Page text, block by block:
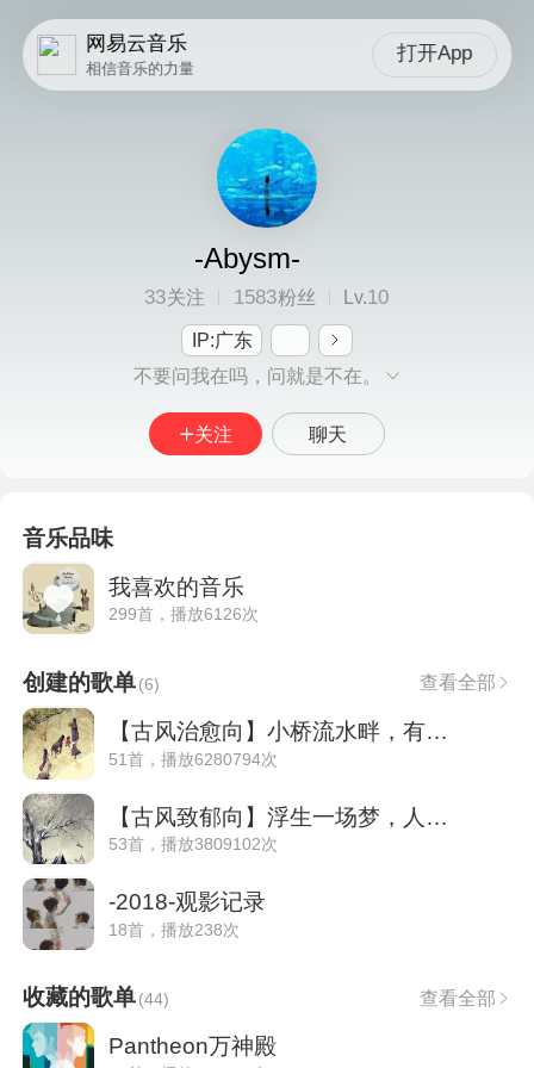
网易云音乐
相信音乐的力量
打开App
-Abysm-
33关注 1583粉丝 Lv.10
IP:广东
不要问我在吗，问就是不在。
关注 聊天
音乐品味
我喜欢的音乐
299首，播放6126次
创建的歌单(6) 查看全部
【古风治愈向】小桥流水畔，有烟火人家
51首，播放6280794次
【古风致郁向】浮生一场梦，人间几度秋
53首，播放3809102次
-2018-观影记录
18首，播放238次
收藏的歌单(44) 查看全部
Pantheon万神殿